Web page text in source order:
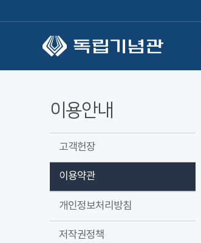
이용안내
고객헌장
이용약관
개인정보처리방침
저작권정책